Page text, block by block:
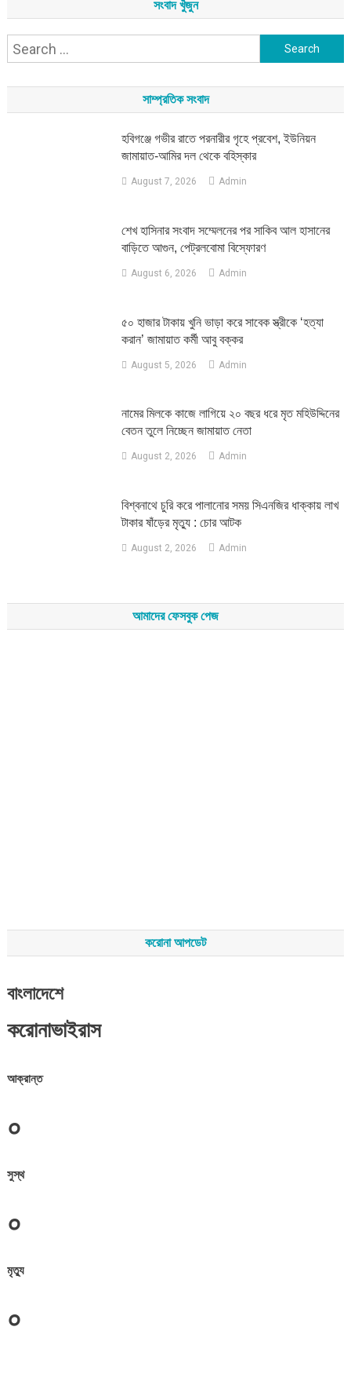
সংবাদ খুঁজুন
Search
সাম্প্রতিক সংবাদ
হবিগঞ্জে গভীর রাতে পরনারীর গৃহে প্রবেশ, ইউনিয়ন
জামায়াত-আমির দল থেকে বহিস্কার
August 7, 2026 Admin
শেখ হাসিনার সংবাদ সম্মেলনের পর সাকিব আল হাসানের
বাড়িতে আগুন, পেট্রলবোমা বিস্ফোরণ
August 6, 2026 Admin
৫০ হাজার টাকায় খুনি ভাড়া করে সাবেক স্ত্রীকে ‘হত্যা
করান’ জামায়াত কর্মী আবু বক্কর
August 5, 2026 Admin
নামের মিলকে কাজে লাগিয়ে ২০ বছর ধরে মৃত মহিউদ্দিনের
বেতন তুলে নিচ্ছেন জামায়াত নেতা
August 2, 2026 Admin
‎বিশ্বনাথে চুরি করে পালানোর সময় সিএনজির ধাক্কায় লাখ
টাকার ষাঁড়ের মৃত্যু : চোর আটক
August 2, 2026 Admin
আমাদের ফেসবুক পেজ
করোনা আপডেট
বাংলাদেশে
করোনাভাইরাস
আক্রান্ত
০
সুস্থ
০
মৃত্যু
০